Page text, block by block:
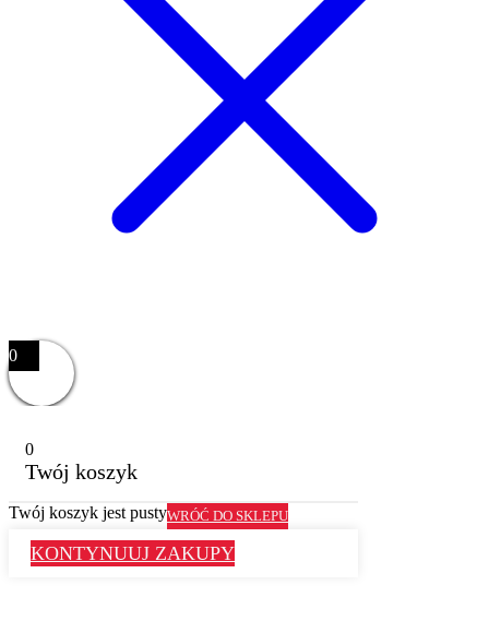
0
0
Twój koszyk
Twój koszyk jest pustyWRÓĆ DO SKLEPU
KONTYNUUJ ZAKUPY